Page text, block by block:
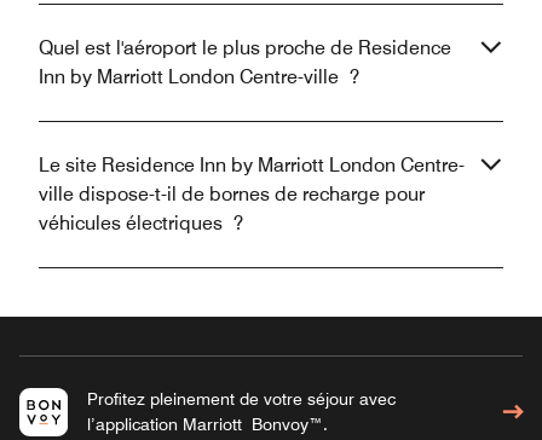
Quel est l'aéroport le plus proche de Residence
Inn by Marriott London Centre-ville ?
Le site Residence Inn by Marriott London Centre-
ville dispose-t-il de bornes de recharge pour
véhicules électriques ?
Profitez pleinement de votre séjour avec
l’application Marriott Bonvoy™.